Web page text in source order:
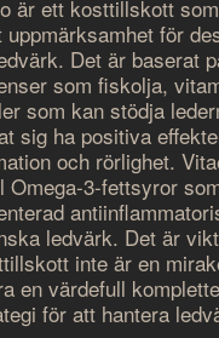
är ett kosttillskott
uppmärksamhet för
Det är baserat
som fiskolja,
som kan stödja
sig ha positiva
och rörlighet.
Omega-3-fettsyror
ledvärk. Det är
inte är en
en värdefull
för att hantera